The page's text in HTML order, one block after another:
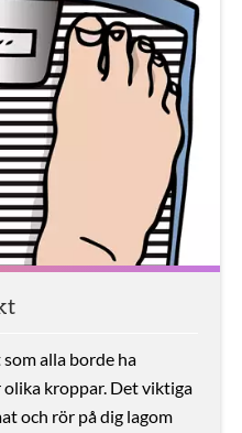
alla borde ha
kroppar. Det viktiga
och rör på dig lagom